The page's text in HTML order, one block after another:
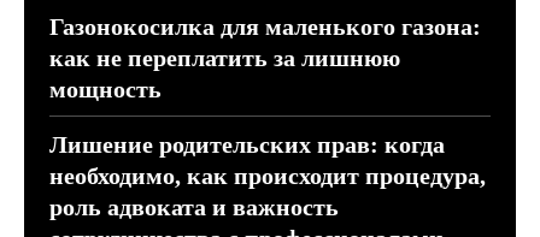
Газонокосилка для маленького газона:
как не переплатить за лишнюю
мощность
Лишение родительских прав: когда
необходимо, как происходит процедура,
роль адвоката и важность